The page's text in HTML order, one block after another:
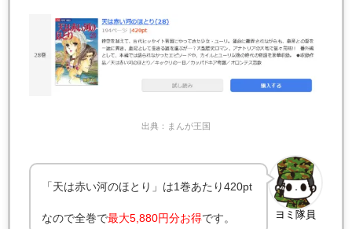
出典：まんが王国
ヨミ隊員
「天は赤い河のほとり」は1巻あたり420pt
なので全巻で最大5,880円分お得です。